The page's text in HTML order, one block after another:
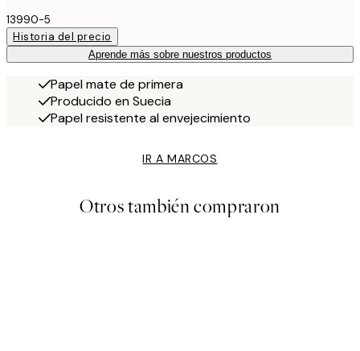
13990-5
Historia del precio
Aprende más sobre nuestros productos
Papel mate de primera
Producido en Suecia
Papel resistente al envejecimiento
IR A MARCOS
Otros también compraron